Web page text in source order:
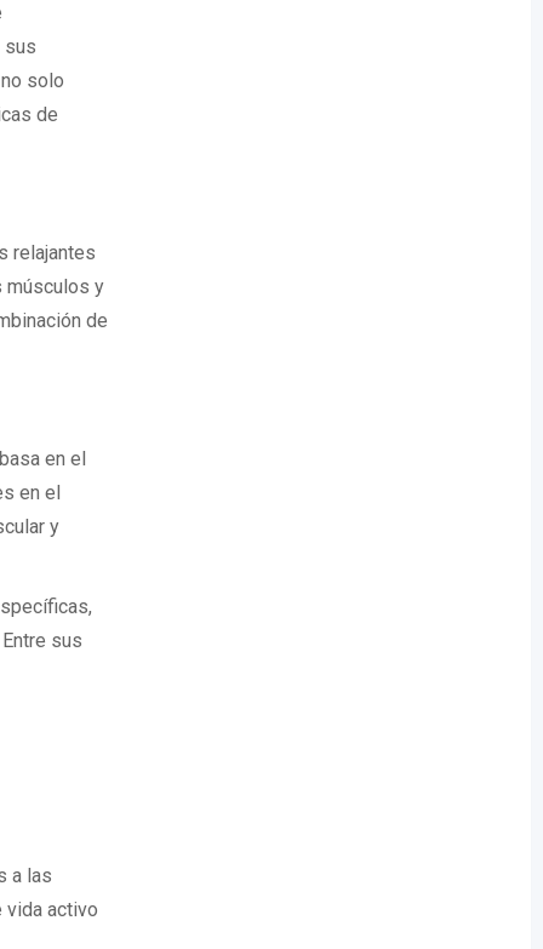
sus
solo
de
relajantes
músculos y
de
en el
en el
y
sus
a las
vida activo